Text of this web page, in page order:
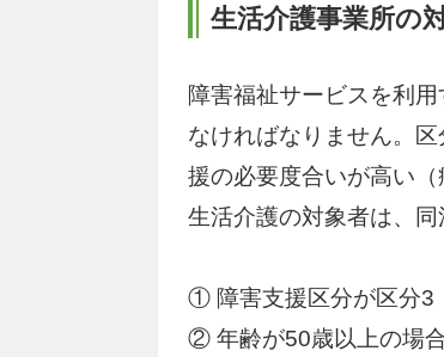
生活介護事業所の
障害福祉サービスを利
なければなりません。
援の必要度合いが高い（
生活介護の対象者は、同
① 障害支援区分が区分3
② 年齢が50歳以上の場